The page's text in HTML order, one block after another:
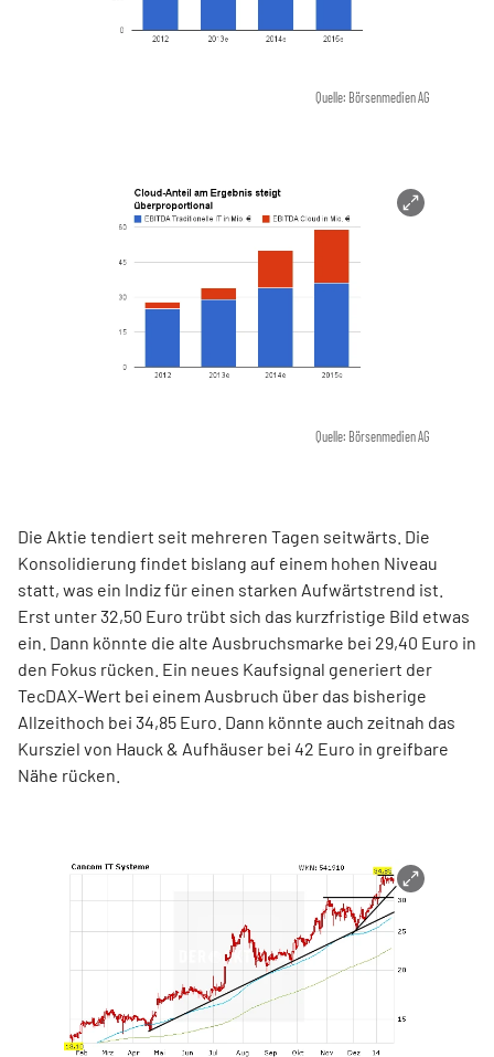
Quelle: Börsenmedien AG
Quelle: Börsenmedien AG
Die Aktie tendiert seit mehreren Tagen seitwärts. Die
Konsolidierung findet bislang auf einem hohen Niveau
statt, was ein Indiz für einen starken Aufwärtstrend ist.
Erst unter 32,50 Euro trübt sich das kurzfristige Bild etwas
ein. Dann könnte die alte Ausbruchsmarke bei 29,40 Euro in
den Fokus rücken. Ein neues Kaufsignal generiert der
TecDAX-Wert bei einem Ausbruch über das bisherige
Allzeithoch bei 34,85 Euro. Dann könnte auch zeitnah das
Kursziel von Hauck & Aufhäuser bei 42 Euro in greifbare
Nähe rücken.